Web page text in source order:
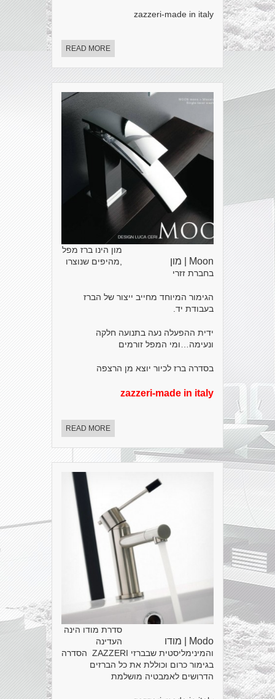
zazzeri-made in italy
READ MORE
Moon | מון
מון הינו ברז מפל
,מהיפים שנוצרו
בחברת זזרי
הגימור המיוחד מחייב ייצור של הברז
בעבודת יד.
ידית ההפעלה נעה בתנועה חלקה
ונעימה…ומי המפל זורמים
בסדרה ברז לכיור יוצא מן הרצפה
zazzeri-made in italy
READ MORE
Modo | מודו
סדרת מודו הינה
העדינה
והמינימליסטית שבברזי ZAZZERI הסדרה
בגימור כרום וכוללת את כל הברזים
הדרושים לאמבטיה מושלמת